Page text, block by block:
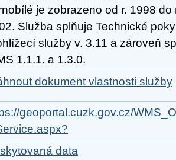
je zobrazeno od r. 1998
Služba splňuje Technické
služby v. 3.11 a zároveň
1.1.1. a 1.3.0.
dokument vlastnosti služby
geoportal.cuzk.gov.cz/
data